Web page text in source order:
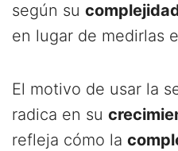
según su
en lugar de medirlas
El motivo de usar la
radica en su
refleja cómo la